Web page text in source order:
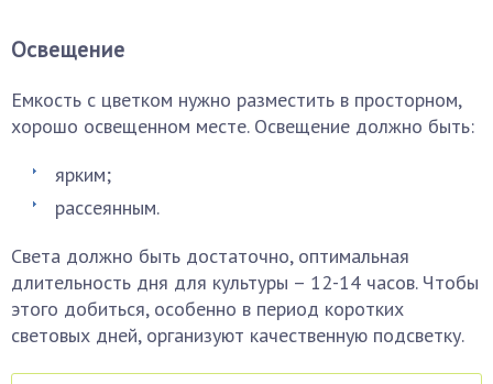
Освещение
Емкость с цветком нужно разместить в просторном,
хорошо освещенном месте. Освещение должно быть:
ярким;
рассеянным.
Света должно быть достаточно, оптимальная
длительность дня для культуры – 12-14 часов. Чтобы
этого добиться, особенно в период коротких
световых дней, организуют качественную подсветку.